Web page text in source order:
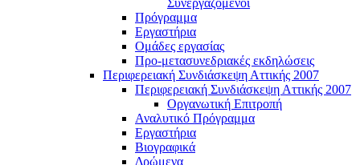
Συνεργαζόμενοι
Πρόγραμμα
Εργαστήρια
Ομάδες εργασίας
Προ-μετασυνεδριακές εκδηλώσεις
Περιφερειακή Συνδιάσκεψη Αττικής 2007
Περιφερειακή Συνδιάσκεψη Αττικής 2007
Οργανωτική Επιτροπή
Αναλυτικό Πρόγραμμα
Εργαστήρια
Βιογραφικά
Δρώμενα